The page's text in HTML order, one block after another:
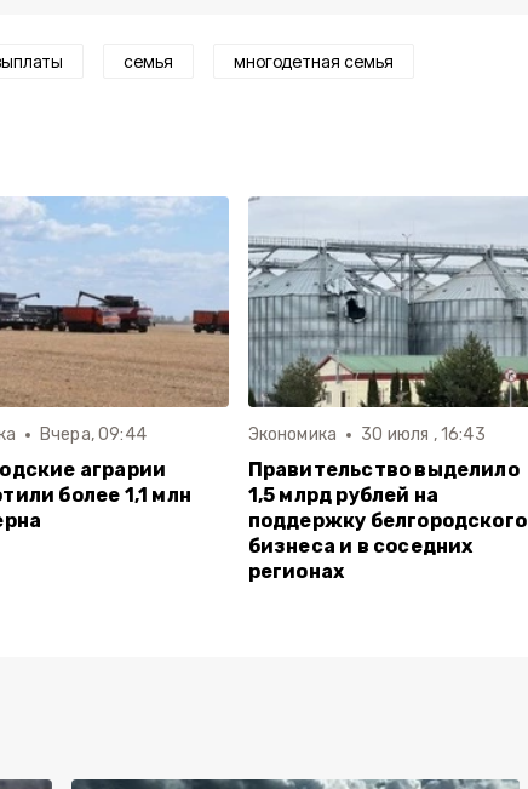
семья многодетная семья
Вчера, 09:44
аграрии
более 1,1 млн
Экономика 30 июля , 16:43
Правительство выделило
1,5 млрд рублей на
поддержку белгородского
бизнеса и в соседних
регионах